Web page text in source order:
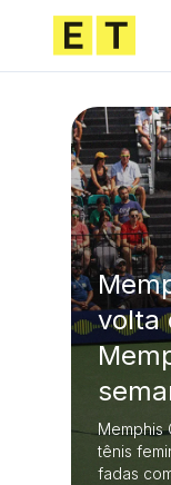
volta
Memphis
tênis
fadas